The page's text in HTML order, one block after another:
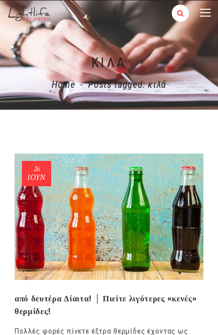
ΚΙΛΆ
Home - Posts tagged: κιλά
26
ΙΟΎΝ
από δευτέρα Δίαιτα! │ Πιείτε λιγότερες «κενές»
θερμίδες!
Πολλές φορές πίνετε έξτρα θερμίδες έχοντας ως